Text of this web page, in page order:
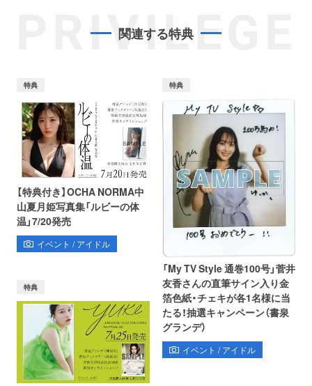
PRIVILEGE
関連する特典
特典
【特典付き】OCHA NORMA中
山夏月姫写真集「ルビーの体
温」7/20発売
イベント / アイドル
特典
「My TV Style 通巻100号」菅井
友香さんの直筆サイン入り金
箔色紙・チェキが各1名様に当
たる！抽選キャンペーン（書泉
グランデ）
イベント / アイドル
特典